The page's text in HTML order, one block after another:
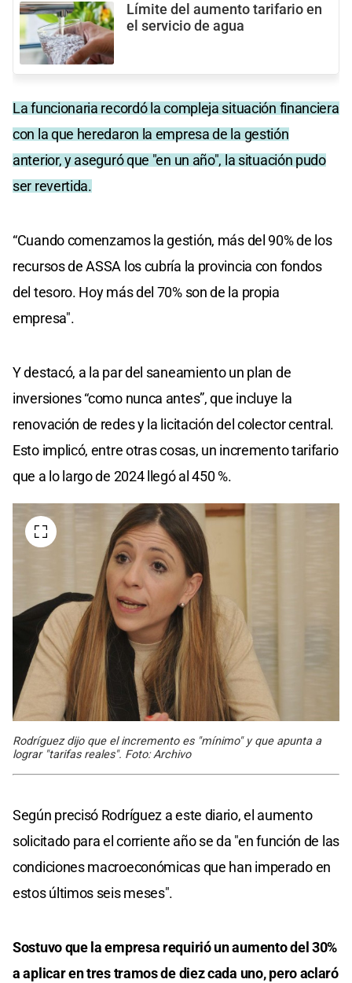
Límite del aumento tarifario en
el servicio de agua
La funcionaria recordó la compleja situación financiera
con la que heredaron la empresa de la gestión
anterior, y aseguró que "en un año", la situación pudo
ser revertida.
“Cuando comenzamos la gestión, más del 90% de los
recursos de ASSA los cubría la provincia con fondos
del tesoro. Hoy más del 70% son de la propia
empresa".
Y destacó, a la par del saneamiento un plan de
inversiones “como nunca antes”, que incluye la
renovación de redes y la licitación del colector central.
Esto implicó, entre otras cosas, un incremento tarifario
que a lo largo de 2024 llegó al 450 %.
Rodríguez dijo que el incremento es "mínimo" y que apunta a
lograr "tarifas reales". Foto: Archivo
Según precisó Rodríguez a este diario, el aumento
solicitado para el corriente año se da "en función de las
condiciones macroeconómicas que han imperado en
estos últimos seis meses".
Sostuvo que la empresa requirió un aumento del 30%
a aplicar en tres tramos de diez cada uno, pero aclaró